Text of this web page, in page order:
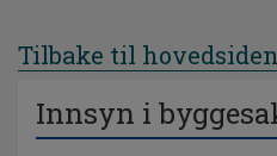
Tilbake til
Innsyn i